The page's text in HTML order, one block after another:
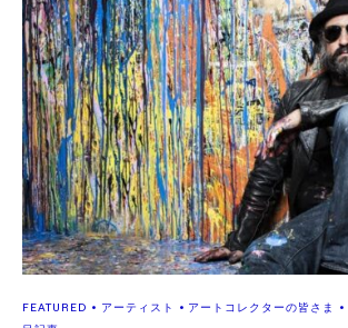
FEATURED • アーティスト • アートコレクターの皆さま •